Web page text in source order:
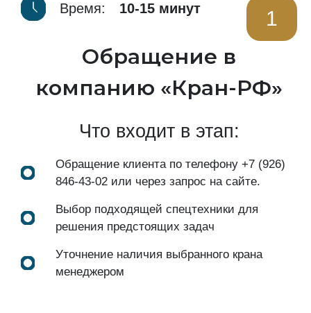
Время: 10-15 минут 1
Обращение в
компанию «Кран-РФ»
Что входит в этап:
Обращение клиента по телефону +7 (926)
846-43-02 или через запрос на сайте.
Выбор подходящей спецтехники для
решения предстоящих задач
Уточнение наличия выбранного крана
менеджером